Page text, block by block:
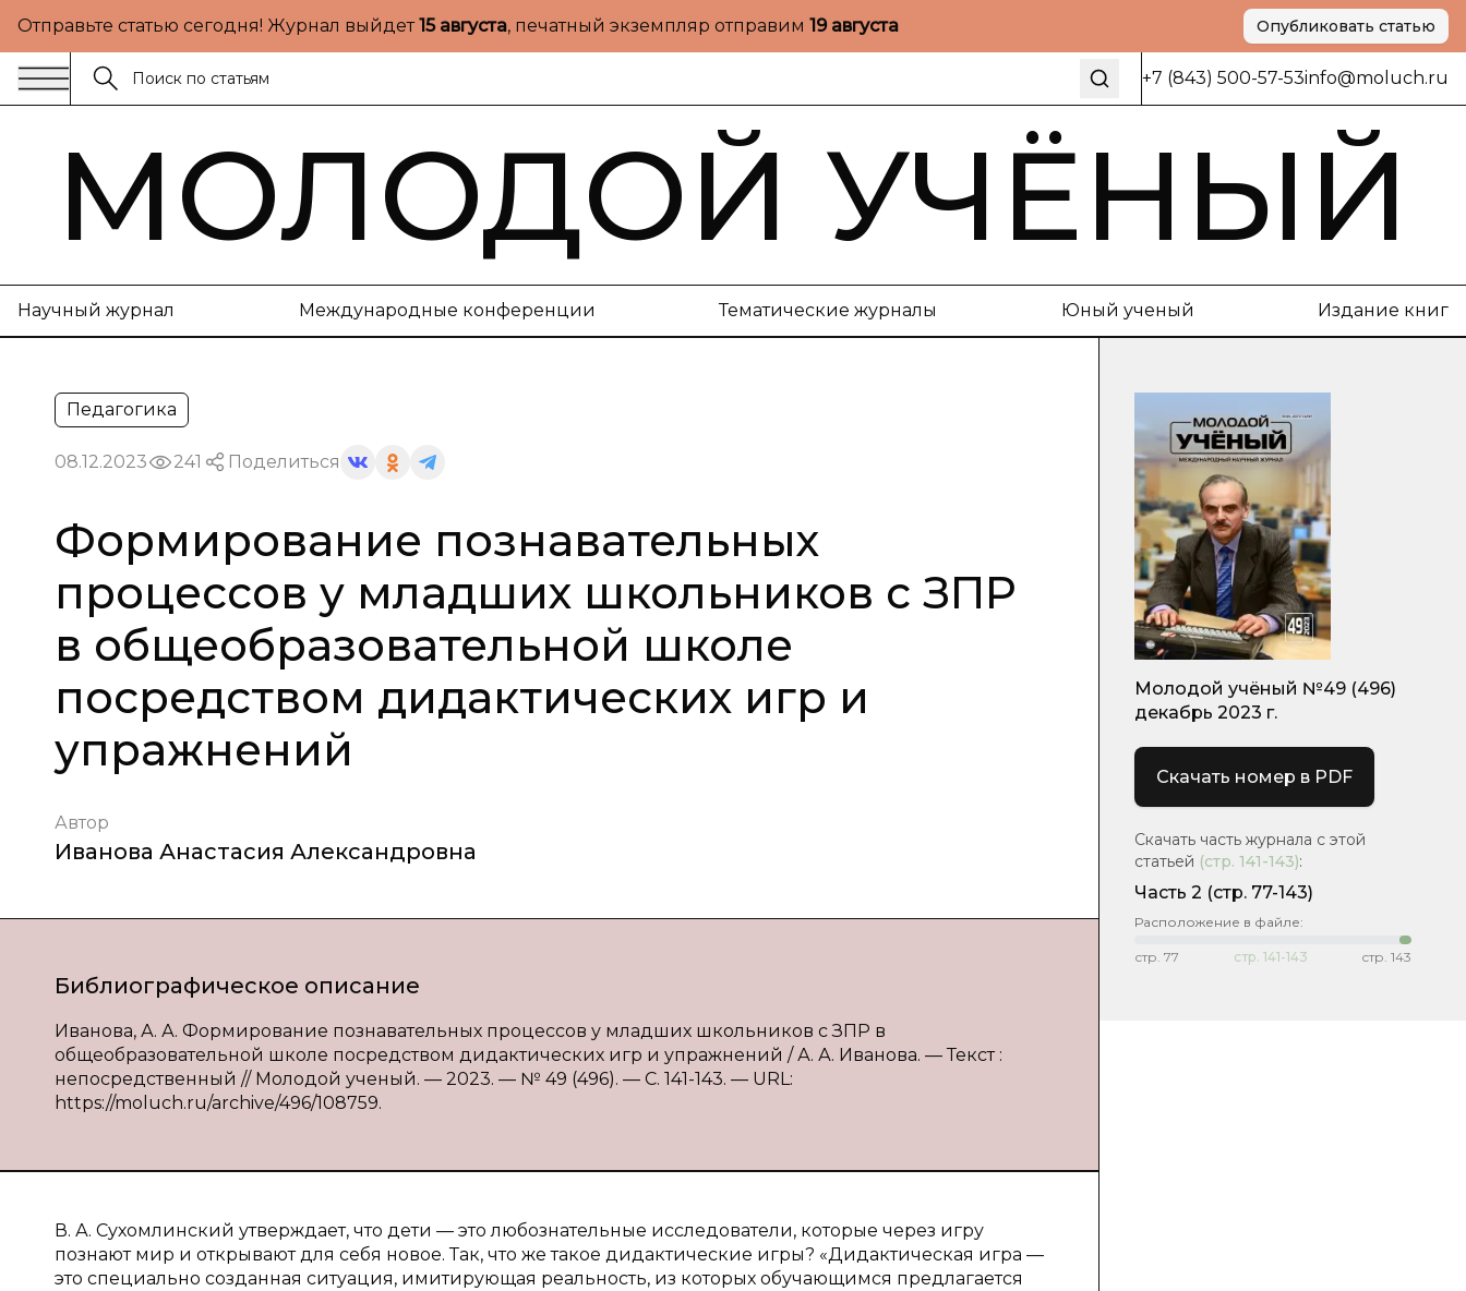
Отправьте статью сегодня! Журнал выйдет15 августа, печатный экземпляр отправим 19 августа Опубликовать статью
+7 (843) 500-57-53info@moluch.ru
МОЛОДОЙ УЧЁНЫЙ
Научный журнал Международные конференции Тематические журналы Юный ученый Издание книг
Педагогика
08.12.2023 241 Поделиться
Формирование познавательных
процессов у младших школьников с ЗПР
в общеобразовательной школе
посредством дидактических игр и
упражнений
Автор
Иванова Анастасия Александровна
Библиографическое описание
Иванова, А. А. Формирование познавательных процессов у младших школьников с ЗПР в
общеобразовательной школе посредством дидактических игр и упражнений / А. А. Иванова. — Текст :
непосредственный // Молодой ученый. — 2023. — № 49 (496). — С. 141-143. — URL:
https://moluch.ru/archive/496/108759.
В. А. Сухомлинский утверждает, что дети — это любознательные исследователи, которые через игру
познают мир и открывают для себя новое. Так, что же такое дидактические игры? «Дидактическая игра —
это специально созданная ситуация, имитирующая реальность, из которых обучающимся предлагается
Молодой учёный №49 (496)
декабрь 2023 г.
Скачать номер в PDF
Скачать часть журнала с этой
статьей (стр. 141-143):
Часть 2 (стр. 77-143)
Расположение в файле:
стр. 77 стр. 141-143 стр. 143